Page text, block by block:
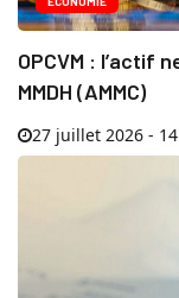
OPCVM : l’actif
MMDH (AMMC)
27 juillet 2026 -